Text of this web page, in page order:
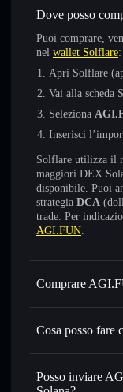
Dove posso
Puoi comprare,
nel wallet Solflare:
Apri Solflare
Vai alla scheda
Seleziona
Inserisci
Solflare utilizza il
maggiori DEX
disponibile. Puoi
strategia DCA
trade. Per
AGI.FUN.
Comprare
AGI.FUN non è
Cosa posso
AGI.FUN
Scambiare
SOL, USDC o
Posso inviare